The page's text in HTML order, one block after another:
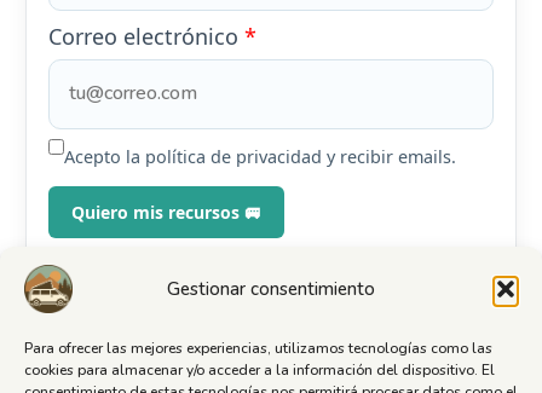
Gestionar consentimiento
Para ofrecer las mejores experiencias, utilizamos tecnologías como las
cookies para almacenar y/o acceder a la información del dispositivo. El
Correo electrónico *
Acepto la política de privacidad y recibir emails.
Puedes darte de baja cuando quieras.